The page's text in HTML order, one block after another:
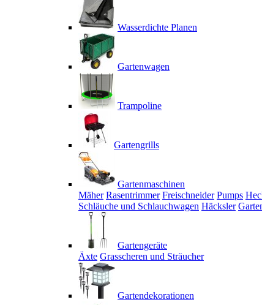
Wasserdichte Planen
Gartenwagen
Trampoline
Gartengrills
Gartenmaschinen
Mäher Rasentrimmer Freischneider Pumps
Schläuche und Schlauchwagen Häcksler
Gartengeräte
Äxte Grasscheren und Sträucher
Gartendekorationen